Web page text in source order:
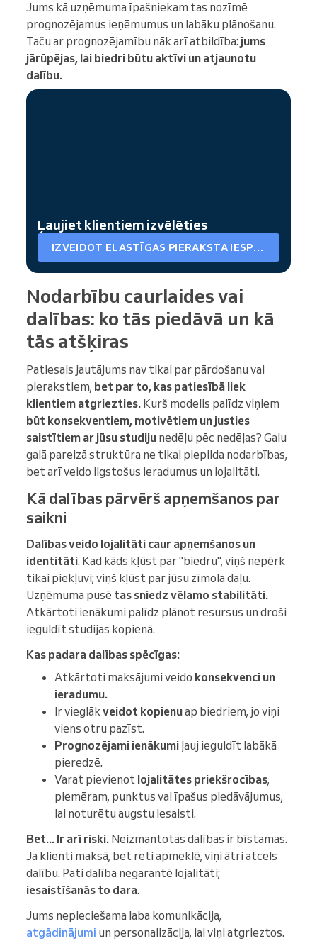
Jums kā uzņēmuma īpašniekam tas nozīmē
prognozējamus ieņēmumus un labāku plānošanu.
Taču ar prognozējamību nāk arī atbildība: jums
jārūpējas, lai biedri būtu aktīvi un atjaunotu
dalību.
Ļaujiet klientiem izvēlēties
IZVEIDOT ELASTĪGAS PIERAKSTA IESPĒJAS
Nodarbību caurlaides vai
dalības: ko tās piedāvā un kā
tās atšķiras
Patiesais jautājums nav tikai par pārdošanu vai
pierakstiem, bet par to, kas patiesībā liek
klientiem atgriezties. Kurš modelis palīdz viņiem
būt konsekventiem, motivētiem un justies
saistītiem ar jūsu studiju nedēļu pēc nedēļas? Galu
galā pareizā struktūra ne tikai piepilda nodarbības,
bet arī veido ilgstošus ieradumus un lojalitāti.
Kā dalības pārvērš apņemšanos par
saikni
Dalības veido lojalitāti caur apņemšanos un
identitāti. Kad kāds kļūst par "biedru", viņš nepērk
tikai piekļuvi; viņš kļūst par jūsu zīmola daļu.
Uzņēmuma pusē tas sniedz vēlamo stabilitāti.
Atkārtoti ienākumi palīdz plānot resursus un droši
ieguldīt studijas kopienā.
Kas padara dalības spēcīgas:
Atkārtoti maksājumi veido konsekvenci un
ieradumu.
Ir vieglākveidot kopienuap biedriem, jo viņi
viens otru pazīst.
Prognozējami ienākumi ļauj ieguldīt labākā
pieredzē.
Varat pievienot lojalitātes priekšrocības,
piemēram, punktus vai īpašus piedāvājumus,
lai noturētu augstu iesaisti.
Bet... Ir arī riski. Neizmantotas dalības ir bīstamas.
Ja klienti maksā, bet reti apmeklē, viņi ātri atcels
dalību. Pati dalība negarantē lojalitāti;
iesaistīšanās to dara.
Jums nepieciešama laba komunikācija,
atgādinājumi un personalizācija, lai viņi atgrieztos.